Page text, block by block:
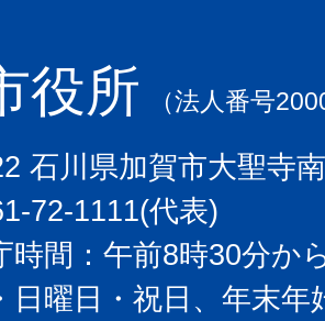
役所 （法人番号
石川県加賀市大聖寺
72-1111(代表)
時間：午前8時30分か
日曜日・祝日、年末